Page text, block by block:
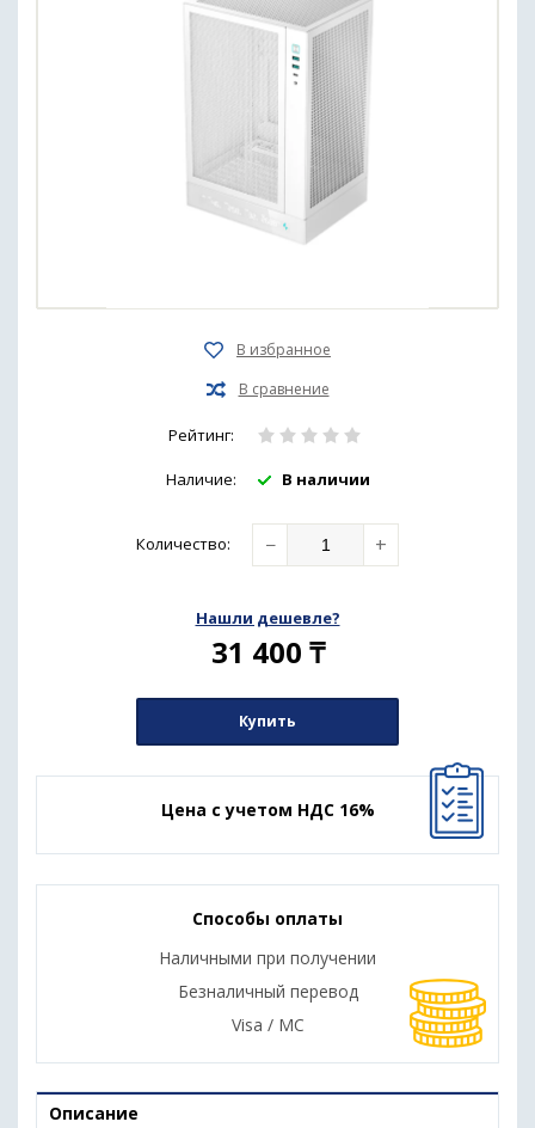
Рейтинг:
Наличие: В наличии
Количество: − +
Нашли дешевле?
31 400 ₸
Купить
Цена с учетом НДС 16%
Способы оплаты
Наличными при получении
Безналичный перевод
Visa / MC
Описание